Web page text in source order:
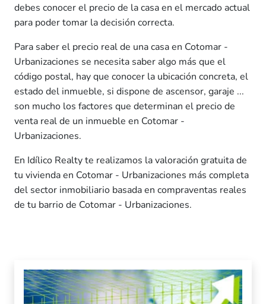
debes conocer el precio de la casa en el mercado actual
para poder tomar la decisión correcta.
Para saber el precio real de una casa en Cotomar -
Urbanizaciones se necesita saber algo más que el
código postal, hay que conocer la ubicación concreta, el
estado del inmueble, si dispone de ascensor, garaje ...
son mucho los factores que determinan el precio de
venta real de un inmueble en Cotomar -
Urbanizaciones.
En Idílico Realty te realizamos la valoración gratuita de
tu vivienda en Cotomar - Urbanizaciones más completa
del sector inmobiliario basada en compraventas reales
de tu barrio de Cotomar - Urbanizaciones.